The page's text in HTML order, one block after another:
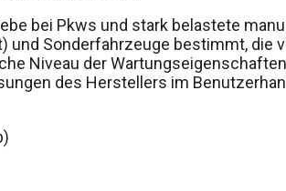
bei Pkws und stark belastete
und Sonderfahrzeuge bestimmt,
Niveau der
des Herstellers im